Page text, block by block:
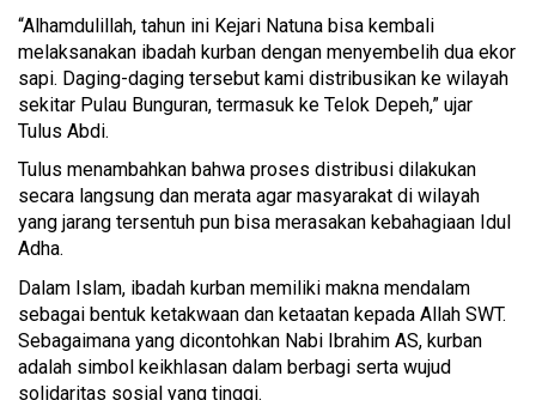
“Alhamdulillah, tahun ini Kejari Natuna bisa kembali
melaksanakan ibadah kurban dengan menyembelih dua ekor
sapi. Daging-daging tersebut kami distribusikan ke wilayah
sekitar Pulau Bunguran, termasuk ke Telok Depeh,” ujar
Tulus Abdi.
Tulus menambahkan bahwa proses distribusi dilakukan
secara langsung dan merata agar masyarakat di wilayah
yang jarang tersentuh pun bisa merasakan kebahagiaan Idul
Adha.
Dalam Islam, ibadah kurban memiliki makna mendalam
sebagai bentuk ketakwaan dan ketaatan kepada Allah SWT.
Sebagaimana yang dicontohkan Nabi Ibrahim AS, kurban
adalah simbol keikhlasan dalam berbagi serta wujud
solidaritas sosial yang tinggi.